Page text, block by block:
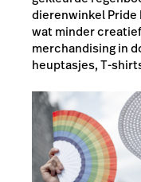
dierenwinkel Pride
wat minder
merchandising in
heuptasjes, T-